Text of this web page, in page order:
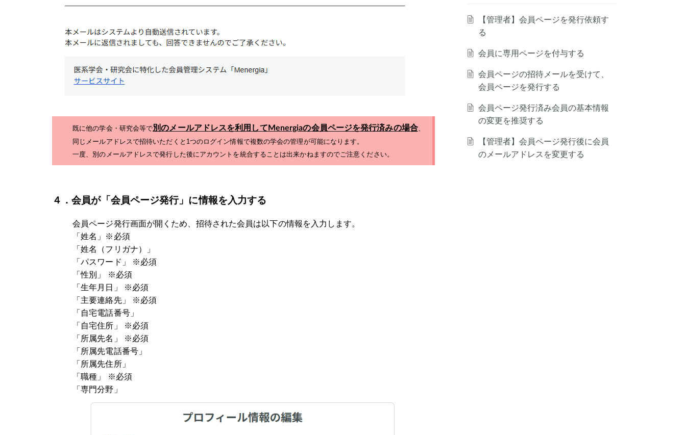
既に他の学会・研究会等で別のメールアドレスを利用してMenergiaの会員ページを発行済みの場合、
同じメールアドレスで招待いただくと1つのログイン情報で複数の学会の管理が可能になります。
一度、別のメールアドレスで発行した後にアカウントを統合することは出来かねますのでご注意ください。
４．会員が「会員ページ発行」に情報を入力する
会員ページ発行画面が開くため、招待された会員は以下の情報を入力します。
「姓名」※必須
「姓名（フリガナ）」
「パスワード」 ※必須
「性別」 ※必須
「生年月日」 ※必須
「主要連絡先」 ※必須
「自宅電話番号」
「自宅住所」 ※必須
「所属先名」 ※必須
「所属先電話番号」
「所属先住所」
「職種」 ※必須
「専門分野」
【管理者】会員ページを発行依頼す
る
会員に専用ページを付与する
会員ページの招待メールを受けて、
会員ページを発行する
会員ページ発行済み会員の基本情報
の変更を推奨する
【管理者】会員ページ発行後に会員
のメールアドレスを変更する